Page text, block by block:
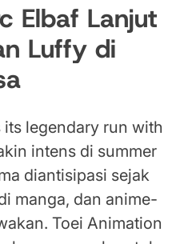
Elbaf Lanjut
Luffy di
legendary run with
intens di summer
diantisipasi sejak
manga, dan anime-
Toei Animation